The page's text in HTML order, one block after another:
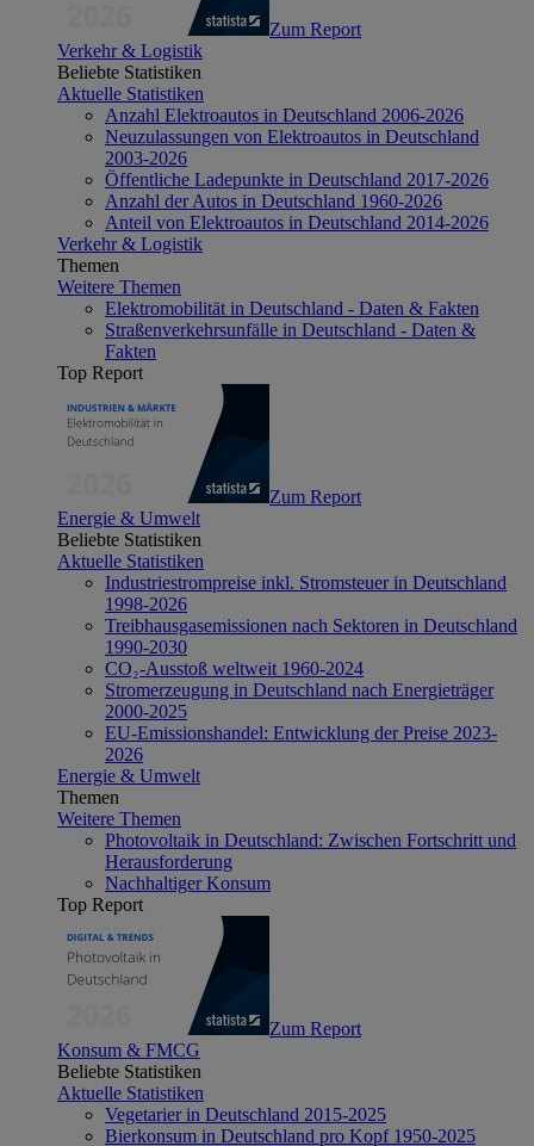
Zum Report
Verkehr & Logistik
Beliebte Statistiken
Aktuelle Statistiken
Anzahl Elektroautos in Deutschland 2006-2026
Neuzulassungen von Elektroautos in Deutschland
2003-2026
Öffentliche Ladepunkte in Deutschland 2017-2026
Anzahl der Autos in Deutschland 1960-2026
Anteil von Elektroautos in Deutschland 2014-2026
Verkehr & Logistik
Themen
Weitere Themen
Elektromobilität in Deutschland - Daten & Fakten
Straßenverkehrsunfälle in Deutschland - Daten &
Fakten
Top Report
Zum Report
Energie & Umwelt
Beliebte Statistiken
Aktuelle Statistiken
Industriestrompreise inkl. Stromsteuer in Deutschland
1998-2026
Treibhausgasemissionen nach Sektoren in Deutschland
1990-2030
CO₂-Ausstoß weltweit 1960-2024
Stromerzeugung in Deutschland nach Energieträger
2000-2025
EU-Emissionshandel: Entwicklung der Preise 2023-
2026
Energie & Umwelt
Themen
Weitere Themen
Photovoltaik in Deutschland: Zwischen Fortschritt und
Herausforderung
Nachhaltiger Konsum
Top Report
Zum Report
Konsum & FMCG
Beliebte Statistiken
Aktuelle Statistiken
Vegetarier in Deutschland 2015-2025
Bierkonsum in Deutschland pro Kopf 1950-2025